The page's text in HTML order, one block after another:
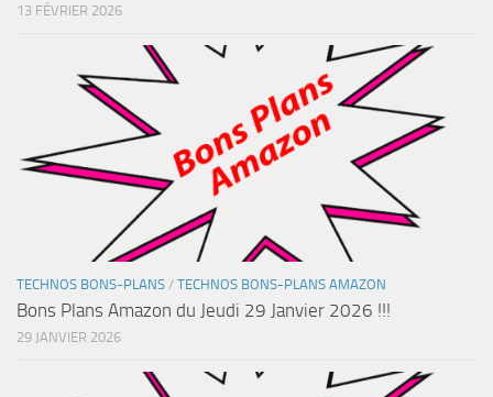
13 FÉVRIER 2026
TECHNOS BONS-PLANS / TECHNOS BONS-PLANS AMAZON
Bons Plans Amazon du Jeudi 29 Janvier 2026 !!!
29 JANVIER 2026